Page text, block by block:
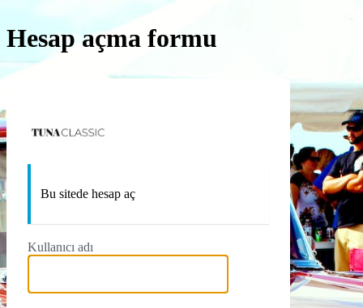
Hesap açma formu
Tuna Classic Oto
Bu sitede hesap aç
Kullanıcı adı